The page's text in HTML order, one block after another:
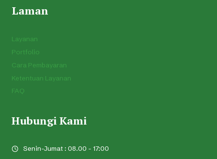
Laman
Layanan
Portfolio
Cara Pembayaran
Ketentuan Layanan
FAQ
Hubungi Kami
Senin-Jumat : 08.00 - 17:00